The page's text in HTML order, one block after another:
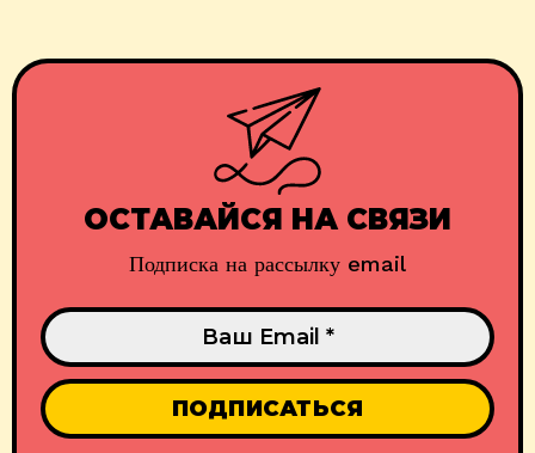
ОСТАВАЙСЯ НА СВЯЗИ
Подписка на рассылку email